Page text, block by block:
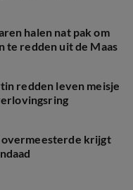
halen nat pak om
te redden uit de Maas
redden leven meisje
krijgt